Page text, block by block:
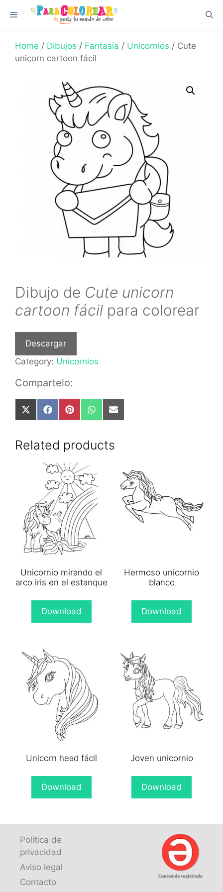
content
Menu
Home / Dibujos / Fantasía / Unicornios / Cute
unicorn cartoon fácil
Dibujo de Cute unicorn
cartoon fácil para colorear
Descargar
Category: Unicornios
Compartelo:
Share
on
(Twitter)
Share
on
Share
on
Share
on
Share
on
Related products
Unicornio mirando el
arco iris en el estanque
Download
Hermoso unicornio
blanco
Download
Unicorn head fácil
Download
Joven unicornio
Download
Política de
privacidad
Aviso legal
Contacto